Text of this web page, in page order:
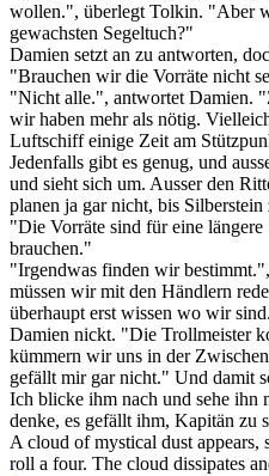
wollen.", überlegt Tolkin. "Aber
gewachsten Segeltuch?"
Damien setzt an zu antworten,
"Brauchen wir die Vorräte nicht
"Nicht alle.", antwortet Damien.
wir haben mehr als nötig.
Luftschiff einige Zeit am
Jedenfalls gibt es genug, und
und sieht sich um. Ausser den
planen ja gar nicht, bis
"Die Vorräte sind für eine
brauchen."
"Irgendwas finden wir
müssen wir mit den Händlern
überhaupt erst wissen wo wir
Damien nickt. "Die Trollmeister
kümmern wir uns in der
gefällt mir gar nicht." Und damit
Ich blicke ihm nach und sehe ihn
denke, es gefällt ihm, Kapitän zu
A cloud of mystical dust
roll a four. The cloud dissipates